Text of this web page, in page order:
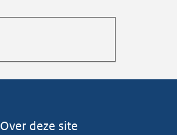
Over deze site